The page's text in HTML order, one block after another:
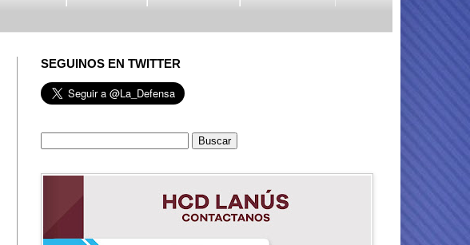
SEGUINOS EN TWITTER